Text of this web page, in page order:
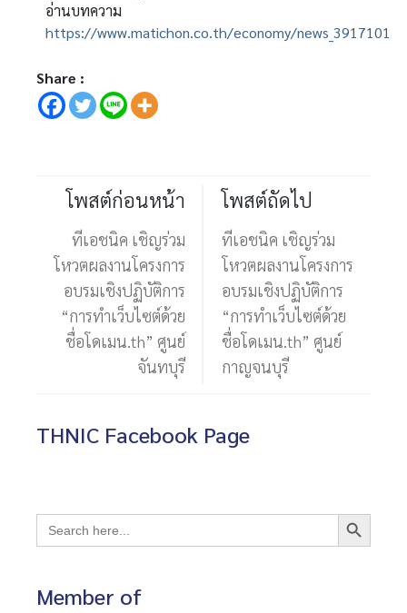
อ่านบทความ
https://www.matichon.co.th/economy/news_3917101
Share :
โพสต์ก่อนหน้า
ทีเอชนิค เชิญร่วม
โหวตผลงานโครงการ
อบรมเชิงปฏิบัติการ
“การทำเว็บไซต์ด้วย
ชื่อโดเมน.th” ศูนย์
จันทบุรี
โพสต์ถัดไป
ทีเอชนิค เชิญร่วม
โหวตผลงานโครงการ
อบรมเชิงปฏิบัติการ
“การทำเว็บไซต์ด้วย
ชื่อโดเมน.th” ศูนย์
กาญจนบุรี
THNIC Facebook Page
Search
for:
Search Button
Member of